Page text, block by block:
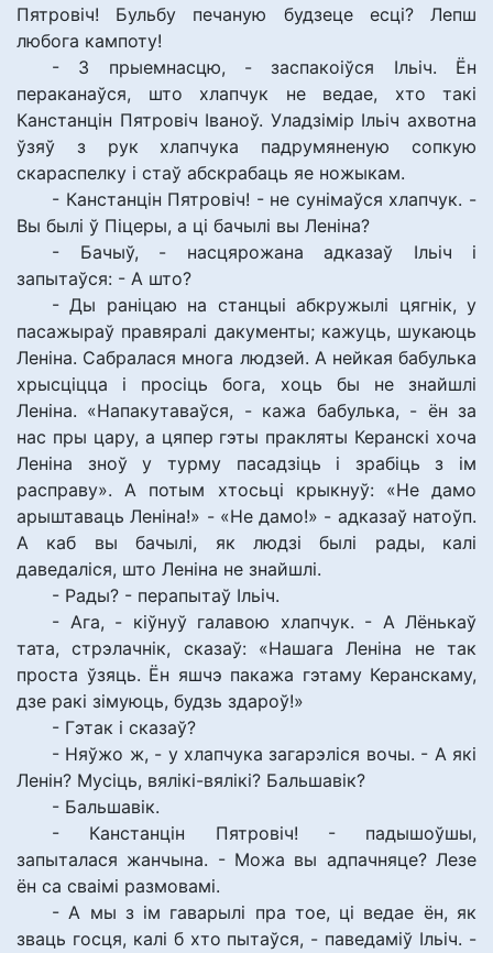
Пятровіч! Бульбу печаную будзеце есці? Лепш
любога кампоту!
- З прыемнасцю, - заспакоіўся Ільіч. Ён
пераканаўся, што хлапчук не ведае, хто такі
Канстанцін Пятровіч Іваноў. Уладзімір Ільіч ахвотна
ўзяў з рук хлапчука падрумяненую сопкую
скараспелку і стаў абскрабаць яе ножыкам.
- Канстанцін Пятровіч! - не сунімаўся хлапчук. -
Вы былі ў Піцеры, а ці бачылі вы Леніна?
- Бачыў, - насцярожана адказаў Ільіч і
запытаўся: - А што?
- Ды раніцаю на станцыі абкружылі цягнік, у
пасажыраў правяралі дакументы; кажуць, шукаюць
Леніна. Сабралася многа людзей. А нейкая бабулька
хрысціцца і просіць бога, хоць бы не знайшлі
Леніна. «Напакутаваўся, - кажа бабулька, - ён за
нас пры цару, а цяпер гэты пракляты Керанскі хоча
Леніна зноў у турму пасадзіць і зрабіць з ім
расправу». А потым хтосьці крыкнуў: «Не дамо
арыштаваць Леніна!» - «Не дамо!» - адказаў натоўп.
А каб вы бачылі, як людзі былі рады, калі
даведаліся, што Леніна не знайшлі.
- Рады? - перапытаў Ільіч.
- Ага, - кіўнуў галавою хлапчук. - А Лёнькаў
тата, стрэлачнік, сказаў: «Нашага Леніна не так
проста ўзяць. Ён яшчэ пакажа гэтаму Керанскаму,
дзе ракі зімуюць, будзь здароў!»
- Гэтак і сказаў?
- Няўжо ж, - у хлапчука загарэліся вочы. - А які
Ленін? Мусіць, вялікі-вялікі? Бальшавік?
- Бальшавік.
- Канстанцін Пятровіч! - падышоўшы,
запыталася жанчына. - Можа вы адпачняце? Лезе
ён са сваімі размовамі.
- А мы з ім гаварылі пра тое, ці ведае ён, як
зваць госця, калі б хто пытаўся, - паведаміў Ільіч. -